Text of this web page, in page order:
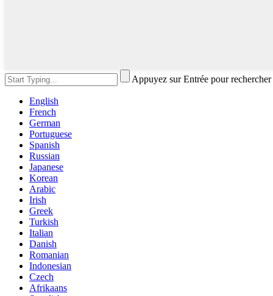
Appuyez sur Entrée pour
English
French
German
Portuguese
Spanish
Russian
Japanese
Korean
Arabic
Irish
Greek
Turkish
Italian
Danish
Romanian
Indonesian
Czech
Afrikaans